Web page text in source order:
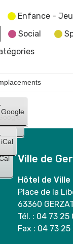
Enfance -
Social
Google
Google
iCal
Ville de
Hôtel de Ville
Place de la
63360
Tél. : 04 73 25
Fax : 04 73 25